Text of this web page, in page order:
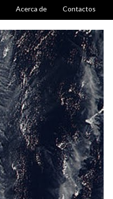
Acerca de Contactos